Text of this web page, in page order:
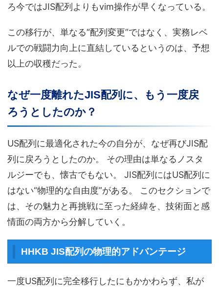
ろ今ではJIS配列よりもvim操作が早くなっている。
この移行が、単なる“配列変更”ではなく、実務レベ
ルでの戦闘力向上に直結しているというのは、予想
以上の収穫だった。
なぜ一度離れたJIS配列に、もう一度戻
ろうとしたのか？
US配列に最適化された今の自分が、なぜ再びJIS配
列に戻ろうとしたのか。 その理由は単なるノスタ
ルジーでも、懐古でもない。 JIS配列にはUS配列に
はない“物理的な自由度”がある。 このセクションで
は、その魅力と再挑戦に至った経緯を、技術面と感
情面の両方から分解していく。
HHKB JIS配列の物理的アドバンテージ
一度US配列に完全移行したにもかかわらず、私が